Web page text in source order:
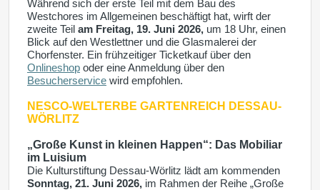
Während sich der erste Teil mit dem Bau des
Westchores im Allgemeinen beschäftigt hat, wirft der
zweite Teil am Freitag, 19. Juni 2026, um 18 Uhr, einen
Blick auf den Westlettner und die Glasmalerei der
Chorfenster. Ein frühzeitiger Ticketkauf über den
Onlineshop oder eine Anmeldung über den
Besucherservice wird empfohlen.
NESCO-WELTERBE GARTENREICH DESSAU-
WÖRLITZ
„Große Kunst in kleinen Happen“: Das Mobiliar
im Luisium
Die Kulturstiftung Dessau-Wörlitz lädt am kommenden
Sonntag, 21. Juni 2026, im Rahmen der Reihe „Große